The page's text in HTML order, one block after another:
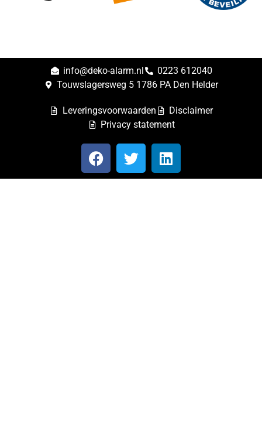
info@deko-alarm.nl
0223 612040
Touwslagersweg 5 1786 PA Den Helder
Leveringsvoorwaarden
Disclaimer
Privacy statement